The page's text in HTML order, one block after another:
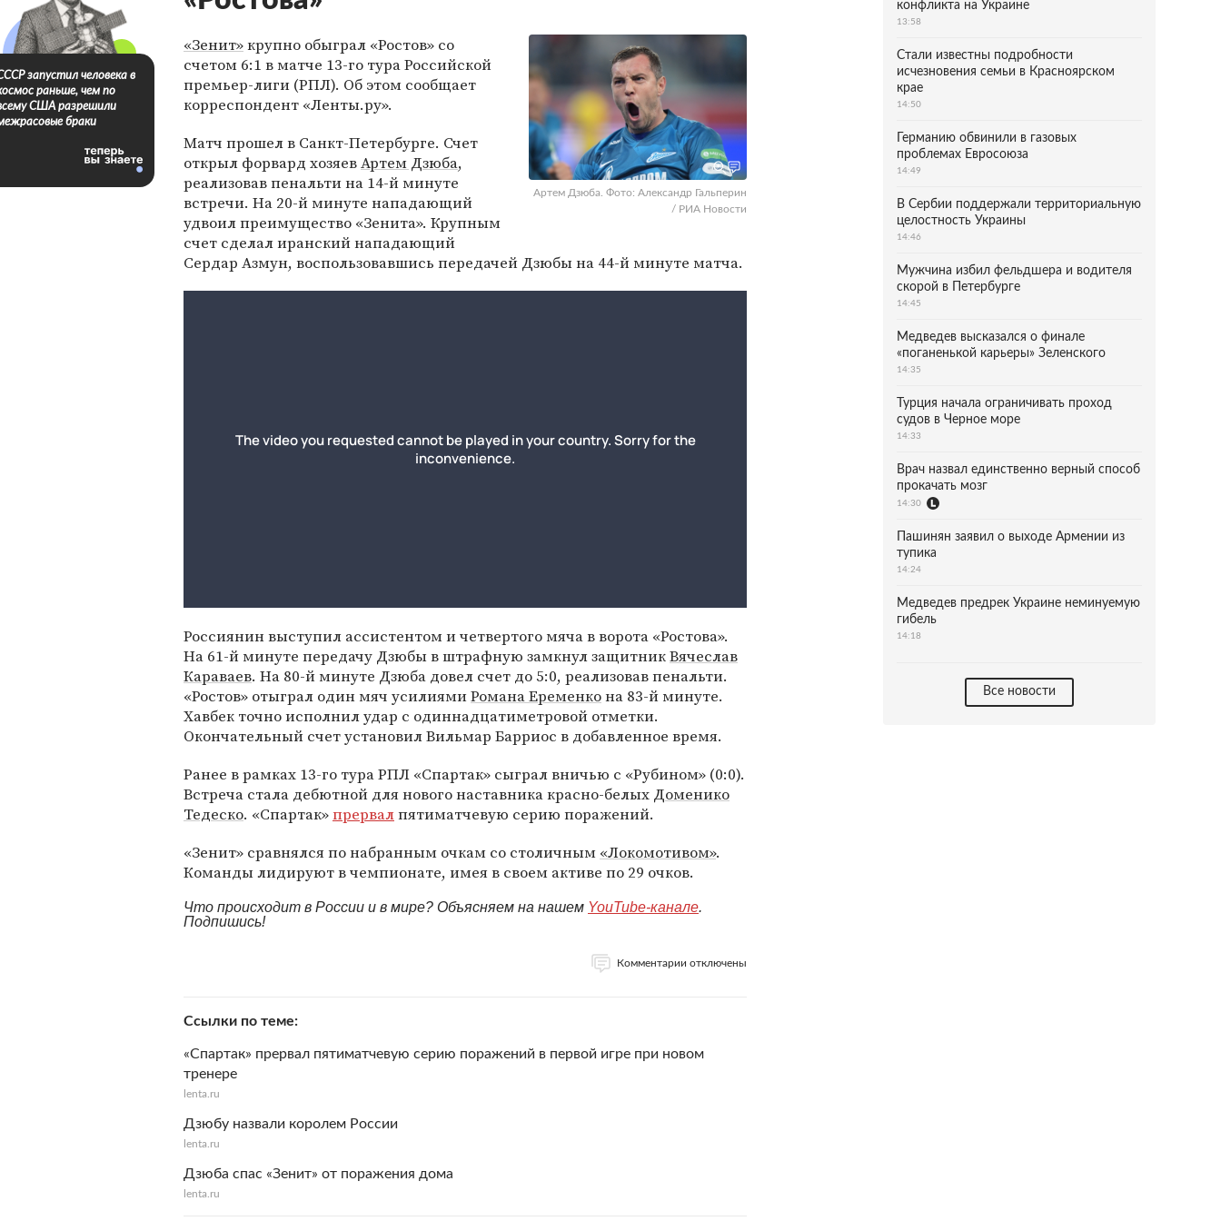
Артем Дзюба. Фото: Александр Гальперин
/ РИА Новости
«Зенит»крупно обыграл «Ростов» со
счетом 6:1 в матче 13-го тура Российской
премьер-лиги (РПЛ). Об этом сообщает
корреспондент «Ленты.ру».
Матч прошел в Санкт-Петербурге. Счет
открыл форвард хозяевАртем Дзюба,
реализовав пенальти на 14-й минуте
встречи. На 20-й минуте нападающий
удвоил преимущество «Зенита». Крупным
счет сделал иранский нападающий
Сердар Азмун, воспользовавшись передачей Дзюбы на 44-й минуте матча.
Россиянин выступил ассистентом и четвертого мяча в ворота «Ростова».
На 61-й минуте передачу Дзюбы в штрафную замкнул защитникВячеслав
Караваев. На 80-й минуте Дзюба довел счет до 5:0, реализовав пенальти.
«Ростов» отыграл один мяч усилиямиРомана Еременкона 83-й минуте.
Хавбек точно исполнил удар с одиннадцатиметровой отметки.
Окончательный счет установил Вильмар Барриос в добавленное время.
Ранее в рамках 13-го тура РПЛ «Спартак» сыграл вничью с «Рубином» (0:0).
Встреча стала дебютной для нового наставника красно-белых Доменико
Тедеско. «Спартак»прервалпятиматчевую серию поражений.
«Зенит» сравнялся по набранным очкам со столичным «Локомотивом».
Команды лидируют в чемпионате, имея в своем активе по 29 очков.
Что происходит в России и в мире? Объясняем на нашем YouTube-канале.
Подпишись!
Комментарии отключены
Ссылки по теме
«Спартак» прервал пятиматчевую серию поражений в первой игре при новом
тренере
lenta.ru
Дзюбу назвали королем России
lenta.ru
Дзюба спас «Зенит» от поражения дома
lenta.ru
запустил человека в
раньше, чем по
США разрешили
браки
конфликта на Украине
13:58
Стали известны подробности
исчезновения семьи в Красноярском
крае
14:50
Германию обвинили в газовых
проблемах Евросоюза
14:49
В Сербии поддержали территориальную
целостность Украины
14:46
Мужчина избил фельдшера и водителя
скорой в Петербурге
14:45
Медведев высказался о финале
«поганенькой карьеры» Зеленского
14:35
Турция начала ограничивать проход
судов в Черное море
14:33
Врач назвал единственно верный способ
прокачать мозг
14:30
Пашинян заявил о выходе Армении из
тупика
14:24
Медведев предрек Украине неминуемую
гибель
14:18
Все новости